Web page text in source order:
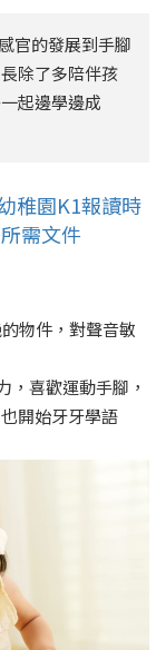
官的發展到手腳
除了多陪伴孩
起邊學邊成
稚園K1報讀時
需文件
物件，對聲音敏
，喜歡運動手腳，
開始牙牙學語